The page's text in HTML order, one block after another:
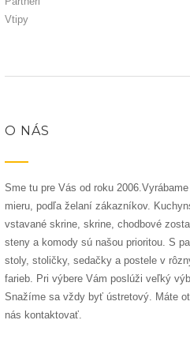
Vtipy
O NÁS
Sme tu pre Vás od roku
mieru, podľa želaní zákazníkov.
vstavané skrine, skrine, chodbové
steny a komody sú našou prioritou. S
stoly, stoličky, sedačky a postele v
farieb. Pri výbere Vám poslúži veľký
Snažíme sa vždy byť ústretový. Máte
nás kontaktovať.